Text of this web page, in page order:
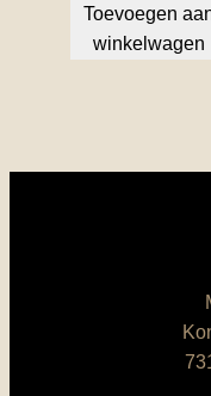
Toevoegen
winkelwagen